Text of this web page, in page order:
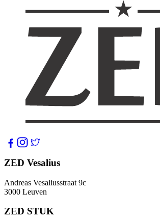
ZED Vesalius
Andreas Vesaliusstraat 9c
3000 Leuven
ZED STUK